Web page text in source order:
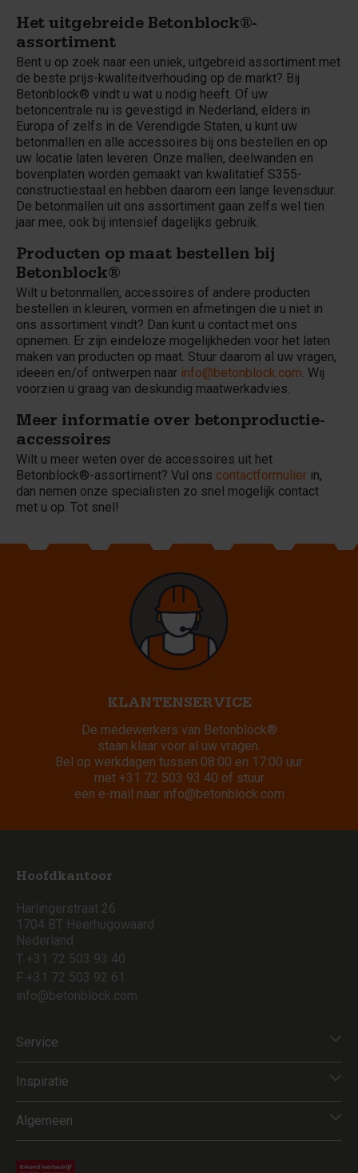
Het uitgebreide Betonblock®-
assortiment
Bent u op zoek naar een uniek, uitgebreid assortiment met
de beste prijs-kwaliteitverhouding op de markt? Bij
Betonblock® vindt u wat u nodig heeft. Of uw
betoncentrale nu is gevestigd in Nederland, elders in
Europa of zelfs in de Verendigde Staten, u kunt uw
betonmallen en alle accessoires bij ons bestellen en op
uw locatie laten leveren. Onze mallen, deelwanden en
bovenplaten worden gemaakt van kwalitatief S355-
constructiestaal en hebben daarom een lange levensduur.
De betonmallen uit ons assortiment gaan zelfs wel tien
jaar mee, ook bij intensief dagelijks gebruik.
Producten op maat bestellen bij
Betonblock®
Wilt u betonmallen, accessoires of andere producten
bestellen in kleuren, vormen en afmetingen die u niet in
ons assortiment vindt? Dan kunt u contact met ons
opnemen. Er zijn eindeloze mogelijkheden voor het laten
maken van producten op maat. Stuur daarom al uw vragen,
ideeën en/of ontwerpen naar info@betonblock.com. Wij
voorzien u graag van deskundig maatwerkadvies.
Meer informatie over betonproductie-
accessoires
Wilt u meer weten over de accessoires uit het
Betonblock®-assortiment? Vul ons contactformulier in,
dan nemen onze specialisten zo snel mogelijk contact
met u op. Tot snel!
KLANTENSERVICE
De medewerkers van Betonblock®
staan klaar voor al uw vragen.
Bel op werkdagen tussen 08:00 en 17:00 uur
met +31 72 503 93 40 of stuur
een e-mail naar info@betonblock.com
Hoofdkantoor
Harlingerstraat 26
1704 BT Heerhugowaard
Nederland
T +31 72 503 93 40
F +31 72 503 92 61
info@betonblock.com
Service
Inspiratie
Algemeen